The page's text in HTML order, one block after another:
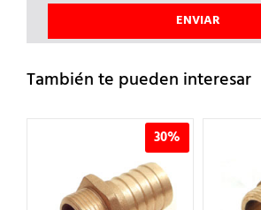
También te pueden interesar
30%